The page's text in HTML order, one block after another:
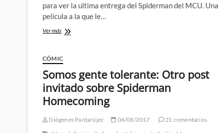
para ver la ultima entrega del Spiderman del MCU. Una
película a la que le…
Ver más¿Spiderman:
Home
o
Iron
Man
Jr?
Una
con
CÓMIC
Somos gente tolerante: Otro post
invitado sobre Spiderman
Homecoming
Diógenes Pantarújez 06/08/2017
21 comentarios